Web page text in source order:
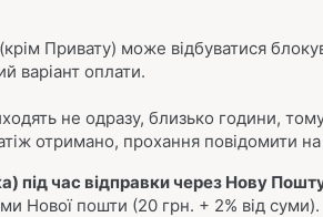
Привату) може відбуватися
варіант оплати.
не одразу, близько години,
отримано, прохання повідомити
під час відправки через Нову
Нової пошти (20 грн. + 2% від суми).